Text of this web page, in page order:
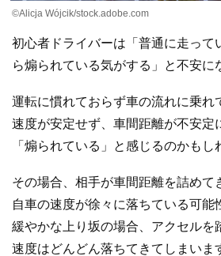
©Alicja Wójcik/stock.adobe.com
初心者ドライバーは「普通に走って
ら煽られている気がする」と不安に
運転に慣れておらず車の流れに乗れ
速度が安定せず、車間距離が不安定
「煽られている」と感じるのかもし
その場合、相手が車間距離を詰めて
自車の速度が徐々に落ちている可能
緩やかな上り坂の場合、アクセルを
速度はどんどん落ちてきてしまいま